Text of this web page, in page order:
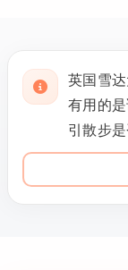
英国雪
有用的
引散步
及能否
狩猎环